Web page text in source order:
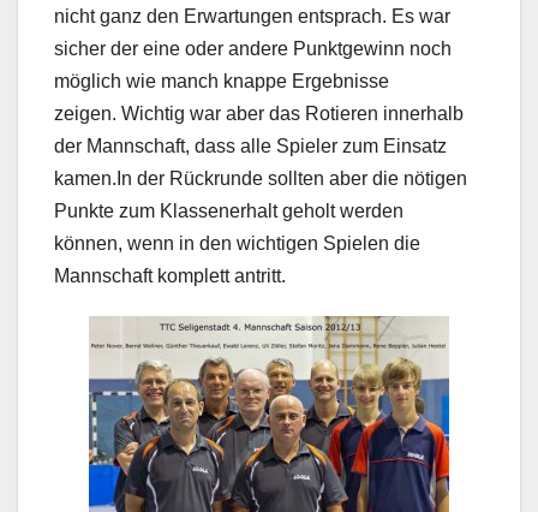
nicht ganz den Erwartungen entsprach. Es war
sicher der eine oder andere Punktgewinn noch
möglich wie manch knappe Ergebnisse
zeigen. Wichtig war aber das Rotieren innerhalb
der Mannschaft, dass alle Spieler zum Einsatz
kamen.In der Rückrunde sollten aber die nötigen
Punkte zum Klassenerhalt geholt werden
können, wenn in den wichtigen Spielen die
Mannschaft komplett antritt.